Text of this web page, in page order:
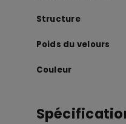
Structure
Poids du velours
Couleur